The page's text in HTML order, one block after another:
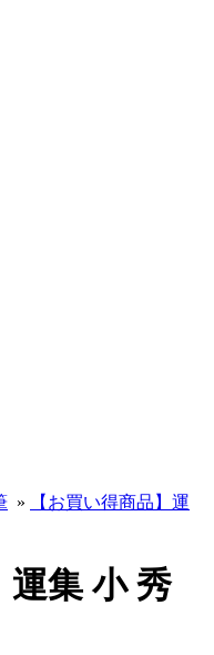
»
【お買い得商品】運
運集 小 秀